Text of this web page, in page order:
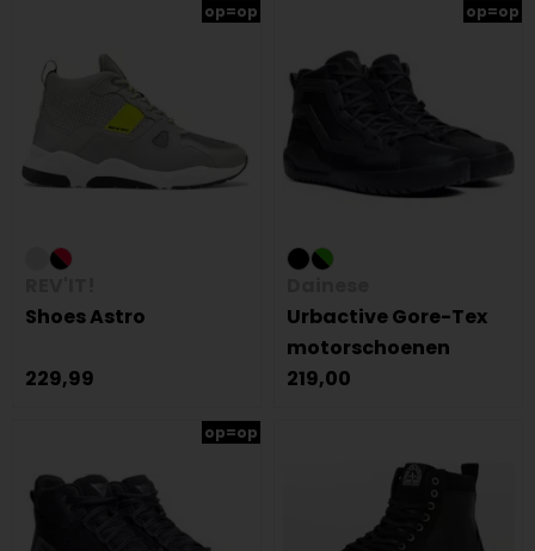
op=op
Shoes Astro
229,99
op=op
Urbactive Gore-Tex
motorschoenen
219,00
op=op